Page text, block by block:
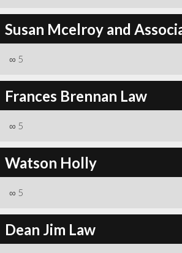
Susan Mcelroy and
∞ 5
Frances Brennan Law
∞ 5
Watson Holly
∞ 5
Dean Jim Law